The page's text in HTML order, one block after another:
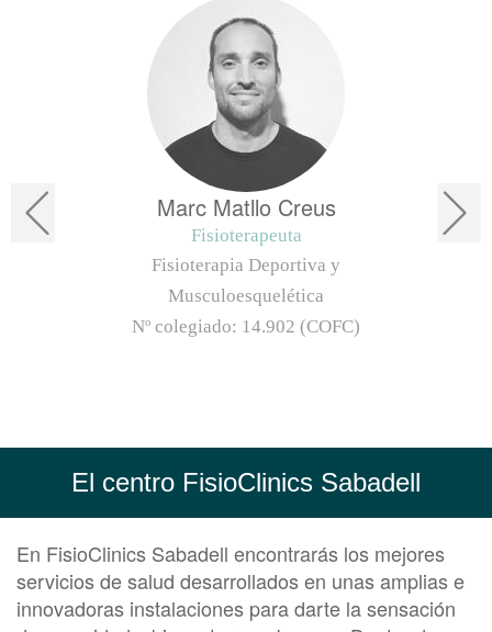
Marc Matllo Creus
Fisioterapeuta
Fisioterapia Deportiva y
Musculoesquelética
Nº colegiado: 14.902 (COFC)
El centro FisioClinics Sabadell
En FisioClinics Sabadell encontrarás los mejores
servicios de salud desarrollados en unas amplias e
innovadoras instalaciones para darte la sensación